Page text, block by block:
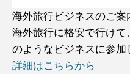
海外旅行ビジネスのご案
海外旅行に格安で行け
のようなビジネスに参加
詳細はこちらから